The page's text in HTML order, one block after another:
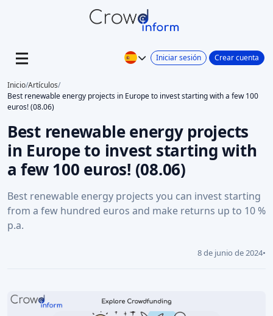
Iniciar sesión Crear cuenta
Inicio/Artículos/
Best renewable energy projects in Europe to invest starting with a few 100
euros! (08.06)
Best renewable energy projects
in Europe to invest starting with
a few 100 euros! (08.06)
Best renewable energy projects you can invest starting
from a few hundred euros and make returns up to 10 %
p.a.
8 de junio de 2024•